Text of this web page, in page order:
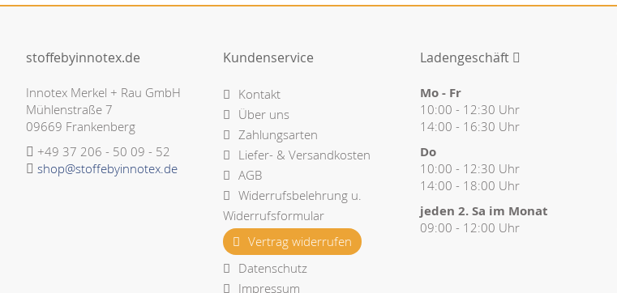
stoffebyinnotex.de
Innotex Merkel + Rau GmbH
Mühlenstraße 7
09669 Frankenberg
+49 37 206 - 50 09 - 52
shop@stoffebyinnotex.de
Kundenservice
Kontakt
Über uns
Zahlungsarten
Liefer- & Versandkosten
AGB
Widerrufsbelehrung u.
Widerrufsformular
Vertrag widerrufen
Datenschutz
Impressum
Ladengeschäft
Mo - Fr
10:00 - 12:30 Uhr
14:00 - 16:30 Uhr
Do
10:00 - 12:30 Uhr
14:00 - 18:00 Uhr
jeden 2. Sa im Monat
09:00 - 12:00 Uhr